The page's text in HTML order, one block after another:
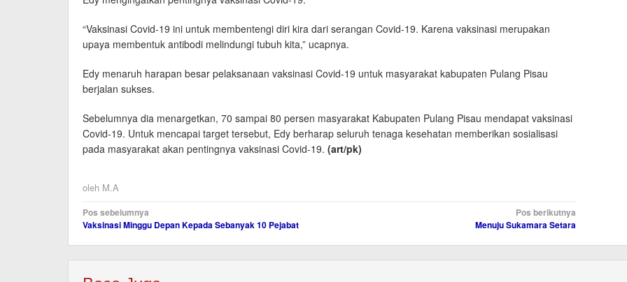
“Vaksinasi Covid-19 ini untuk membentengi diri kira dari serangan Covid-19. Karena vaksinasi merupakan
upaya membentuk antibodi melindungi tubuh kita,” ucapnya.
Edy menaruh harapan besar pelaksanaan vaksinasi Covid-19 untuk masyarakat kabupaten Pulang Pisau
berjalan sukses.
Sebelumnya dia menargetkan, 70 sampai 80 persen masyarakat Kabupaten Pulang Pisau mendapat vaksinasi
Covid-19. Untuk mencapai target tersebut, Edy berharap seluruh tenaga kesehatan memberikan sosialisasi
pada masyarakat akan pentingnya vaksinasi Covid-19. (art/pk)
oleh M.A
Navigasi
pos
Pos sebelumnya
Vaksinasi Minggu Depan Kepada Sebanyak 10 Pejabat
Pos berikutnya
Menuju Sukamara Setara